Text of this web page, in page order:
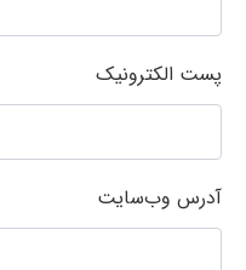
پست الکترونیک
آدرس وب‌سایت